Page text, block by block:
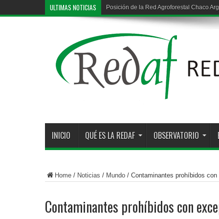
ULTIMAS NOTICIAS Posición de la Red Agroforestal Chaco
Deforestación ilegal en la región
INICIO QUÉ ES LA REDAF OBSERVATORIO
Home / Noticias / Mundo / Contaminantes prohíbidos con
Contaminantes prohíbidos con